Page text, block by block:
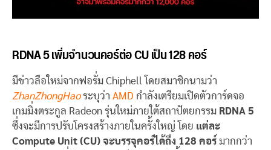
RDNA 5 เพิ่มจำนวนคอร์ต่อ CU เป็น 128 คอร์
มีข่าวลือใหม่จากฟอรั่ม Chiphell โดยสมาชิกนามว่า
ZhanZhongHaoระบุว่า AMD กำลังเตรียมเปิดตัวการ์ดจอ
เกมมิ่งตระกูล Radeon รุ่นใหม่ภายใต้สถาปัตยกรรม RDNA 5
ซึ่งจะมีการปรับโครงสร้างภายในครั้งใหญ่ โดย แต่ละ
Compute Unit (CU) จะบรรจุคอร์ได้ถึง 128 คอร์ มากกว่า